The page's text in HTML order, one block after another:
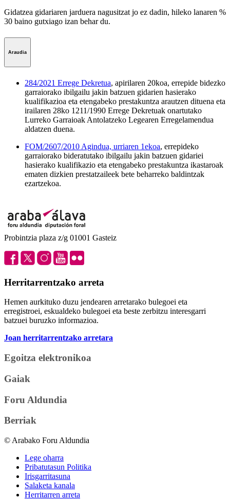
Gidatzea gidariaren jarduera nagusitzat jo ez dadin, hileko lanaren %
30 baino gutxiago izan behar du.
Araudia
284/2021 Errege Dekretua, apirilaren 20koa, errepide bidezko
garraiorako ibilgailu jakin batzuen gidarien hasierako
kualifikazioa eta etengabeko prestakuntza arautzen dituena eta
irailaren 28ko 1211/1990 Errege Dekretuak onartutako
Lurreko Garraioak Antolatzeko Legearen Erregelamendua
aldatzen duena.
FOM/2607/2010 Agindua, urriaren 1ekoa, errepideko
garraiorako bideratutako ibilgailu jakin batzuen gidariei
hasierako kualifikazio eta etengabeko prestakuntza ikastaroak
ematen dizkien prestatzaileek bete beharreko baldintzak
ezartzekoa.
Probintzia plaza z/g 01001 Gasteiz
Herritarrentzako arreta
Hemen aurkituko duzu jendearen arretarako bulegoei eta
erregistroei, eskualdeko bulegoei eta beste zerbitzu interesgarri
batzuei buruzko informazioa.
Joan herritarrentzako arretara
Egoitza elektronikoa
Gaiak
Foru Aldundia
Berriak
© Arabako Foru Aldundia
Lege oharra
Pribatutasun Politika
Irisgarritasuna
Salaketa kanala
Herritarren arreta